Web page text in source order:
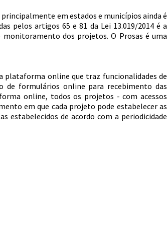
em estados e municípios ainda é
pelos artigos 65 e 81 da Lei 13.019/2014 é a
dos projetos. O Prosas é uma
plataforma online que traz funcionalidades de
de formulários online para recebimento das
online, todos os projetos - com acessos
em que cada projeto pode estabelecer as
estabelecidos de acordo com a periodicidade